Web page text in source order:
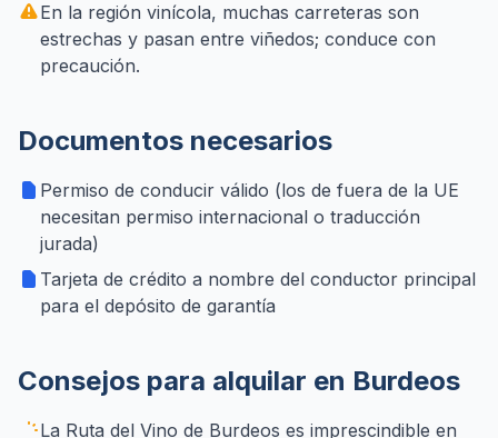
En la región vinícola, muchas carreteras son
estrechas y pasan entre viñedos; conduce con
precaución.
Documentos necesarios
Permiso de conducir válido (los de fuera de la UE
necesitan permiso internacional o traducción
jurada)
Tarjeta de crédito a nombre del conductor principal
para el depósito de garantía
Consejos para alquilar en Burdeos
La Ruta del Vino de Burdeos es imprescindible en